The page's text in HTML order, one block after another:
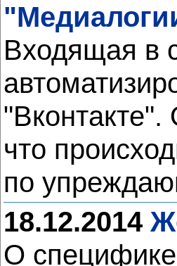
Входящая в
что
по
18.12.2014
О